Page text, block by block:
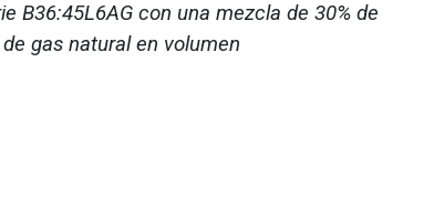
B36:45L6AG con una mezcla de 30% de
gas natural en volumen